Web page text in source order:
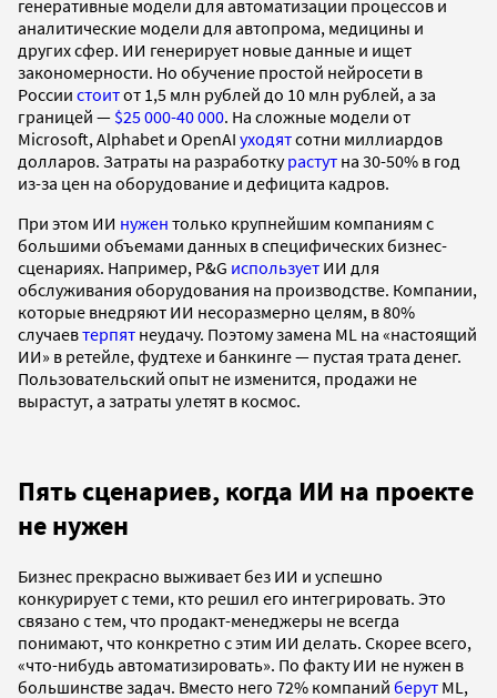
генеративные модели для автоматизации процессов и
аналитические модели для автопрома, медицины и
других сфер. ИИ генерирует новые данные и ищет
закономерности. Но обучение простой нейросети в
России стоитот 1,5 млн рублей до 10 млн рублей, а за
границей — $25 000-40 000. На сложные модели от
Microsoft, Alphabet и OpenAI уходятсотни миллиардов
долларов. Затраты на разработкурастут на 30-50% в год
из-за цен на оборудование и дефицита кадров.
При этом ИИ нужен только крупнейшим компаниям с
большими объемами данных в специфических бизнес-
сценариях. Например, P&G использует ИИ для
обслуживания оборудования на производстве. Компании,
которые внедряют ИИ несоразмерно целям, в 80%
случаевтерпят неудачу. Поэтому замена ML на «настоящий
ИИ» в ретейле, фудтехе и банкинге — пустая трата денег.
Пользовательский опыт не изменится, продажи не
вырастут, а затраты улетят в космос.
Пять сценариев, когда ИИ на проекте
не нужен
Бизнес прекрасно выживает без ИИ и успешно
конкурирует с теми, кто решил его интегрировать. Это
связано с тем, что продакт-менеджеры не всегда
понимают, что конкретно с этим ИИ делать. Скорее всего,
«что-нибудь автоматизировать». По факту ИИ не нужен в
большинстве задач. Вместо него 72% компаний берут ML,